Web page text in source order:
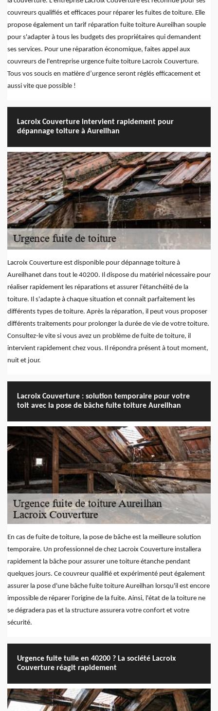
couvreurs qualifiés et efficaces pour réparer les fuites de toiture. Elle
propose également un tarif réparation fuite toiture Aureilhan souple
pour s'adapter à tous les budgets des propriétaires qui demandent
ses services. Pour une réparation économique, faites appel aux
couvreurs de l'entreprise urgence fuite toiture Lacroix Couverture.
Tous vos soucis en matière d’urgence seront réglés efficacement et
aussi vite que possible !
Lacroix Couverture intervient rapidement pour
dépannage toiture à Aureilhan
Lacroix Couverture est disponible pour dépannage toiture à
Aureilhanet dans tout le 40200. Il dispose du matériel nécessaire pour
réaliser rapidement les réparations et assurer l'étanchéité de la
toiture. Il s'adapte à chaque situation et connaît parfaitement les
différents types de toiture. Après la réparation, il peut vous proposer
différents traitements pour prolonger la durée de vie de votre toiture.
Consultez-le vite si vous avez un problème de fuite de toiture, il
intervient rapidement chez vous. Il répondra présent à tout moment,
nuit et jour.
Lacroix Couverture : solution temporaire pour votre
toit avec la pose de bâche fuite toiture Aureilhan
En cas de fuite de toiture, la pose de bâche est la meilleure solution
temporaire. Un professionnel de chez Lacroix Couverture installera
rapidement la bâche pour assurer une toiture étanche pendant
quelques jours. Ce couvreur qualifié et expérimenté peut également
assurer la pose d'une bâche fuite toiture Aureilhan lorsqu'il est encore
impossible de réparer l'origine de la fuite. Ainsi, l'état de la toiture ne
se dégradera pas et la structure assurera votre confort et votre
sécurité.
Urgence fuite tuile en 40200 ? La société Lacroix
Couverture réagit rapidement